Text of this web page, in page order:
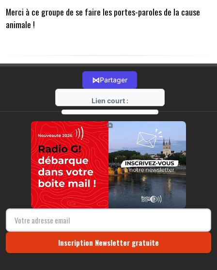
Merci à ce groupe de se faire les portes-paroles de la cause
animale !
⋈Partager
Lien court :
https://radio-g.fr?22051
⧉
Inscription Newsletter gratuite